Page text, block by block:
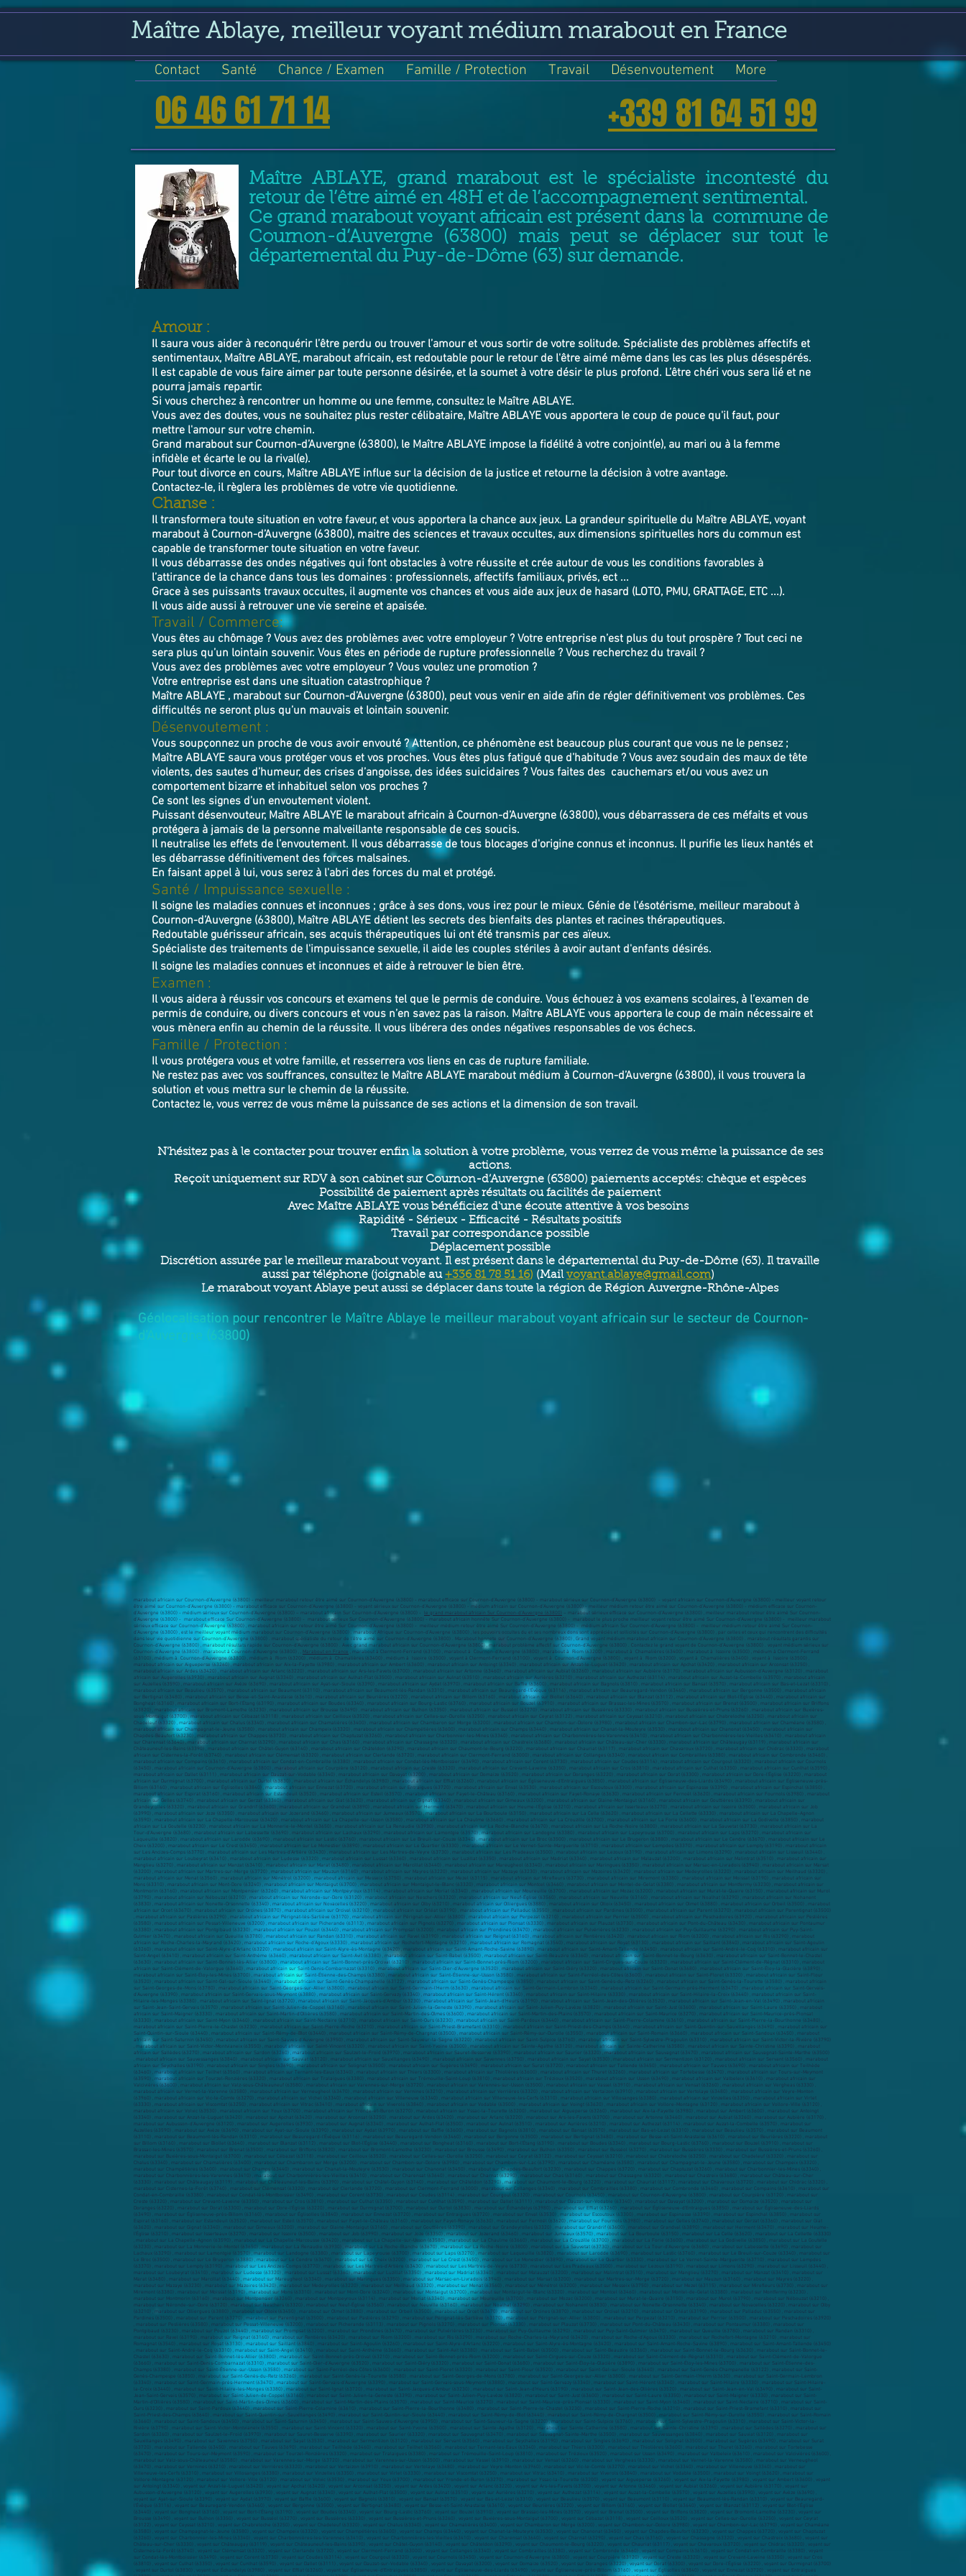
Maître Ablaye, meilleur voyant médium marabout en France
Contact Santé Chance / Examen Famille / Protection Travail Désenvoutement More
06 46 61 71 14 +339 81 64 51 99
Maître ABLAYE, grand marabout est le spécialiste incontesté du
retour de l’être aimé en 48H et de l’accompagnement sentimental.
Ce grand marabout voyant africain est présent dans la commune de
Cournon-d’Auvergne (63800) mais peut se déplacer sur tout le
départemental du Puy-de-Dôme (63) sur demande.
​Amour :
Il saura vous aider à reconquérir l’être perdu ou trouver l’amour et vous sortir de votre solitude. Spécialiste des problèmes affectifs et
sentimentaux, Maître ABLAYE, marabout africain, est redoutable pour le retour de l'être aimé même dans les cas les plus désespérés.
Il est capable de vous faire aimer par toute personne désirée, et la soumet à votre désir le plus profond. L’être chéri vous sera lié et ne
pourra jamais repartir.
Si vous cherchez à rencontrer un homme ou une femme, consultez le Maître ABLAYE.
Vous avez des doutes, vous ne souhaitez plus rester célibataire, Maître ABLAYE vous apportera le coup de pouce qu'il faut, pour
mettre l'amour sur votre chemin.
Grand marabout sur Cournon-d’Auvergne (63800), le Maître ABLAYE impose la fidélité à votre conjoint(e), au mari ou à la femme
infidèle et écarte le ou la rival(e).
Pour tout divorce en cours, Maître ABLAYE influe sur la décision de la justice et retourne la décision à votre avantage.
Contactez-le, il règlera les problèmes de votre vie quotidienne.
Chanse :
Il transformera toute situation en votre faveur, et vous apportera la chance aux jeux. La grandeur spirituelle du Maître ABLAYE, voyant
marabout à Cournon-d’Auvergne (63800), maitre des sciences et travaux occultes, aux dimensions spirituelles hors du commun est
capable de transformer toute situation en votre faveur.
Il vous débarrasse des ondes négatives qui font obstacles à votre réussite et crée autour de vous les conditions favorables à
l’attirance de la chance dans tous les domaines : professionnels, affectifs familiaux, privés, ect ...
Grace à ses puissants travaux occultes, il augmente vos chances et vous aide aux jeux de hasard (LOTO, PMU, GRATTAGE, ETC ...).
Il vous aide aussi à retrouver une vie sereine et apaisée.
Travail / Commerce:
Vous êtes au chômage ? Vous avez des problèmes avec votre employeur ? Votre entreprise n’est plus du tout prospère ? Tout ceci ne
sera plus qu’un lointain souvenir. Vous êtes en période de rupture professionnelle ? Vous recherchez du travail ?
Vous avez des problèmes avec votre employeur ? Vous voulez une promotion ?
Votre entreprise est dans une situation catastrophique ?
Maître ABLAYE , marabout sur Cournon-d’Auvergne (63800), peut vous venir en aide afin de régler définitivement vos problèmes. Ces
difficultés ne seront plus qu’un mauvais et lointain souvenir.
Désenvoutement :
Vous soupçonnez un proche de vous avoir envouté ? Attention, ce phénomène est beaucoup plus courant que vous ne le pensez ;
Maître ABLAYE saura vous protéger vous et vos proches. Vous êtes plus fatigué que d’habitude ? Vous avez soudain des maux de tête
violents, des sautes d’humeur, des crises d’angoisse, des idées suicidaires ? Vous faites des cauchemars et/ou vous avez un
comportement bizarre et inhabituel selon vos proches ?
Ce sont les signes d’un envoutement violent.
Puissant désenvouteur, Maître ABLAYE le marabout africain à Cournon-d’Auvergne (63800), vous débarrassera de ces méfaits et vous
protégera à jamais de la personne malveillante responsable de ces soucis.
Il neutralise les effets de l’envoutement. Il vous débarrasse de tous blocages d'origine connus et inconnus. Il purifie les lieux hantés et
les débarrasse définitivement des forces malsaines.
En faisant appel à lui, vous serez à l'abri des forces du mal et protégé.
Santé / Impuissance sexuelle :
Il soigne les maladies connues et inconnues ; grâce à ses dons, vous irez pour le mieux. Génie de l'ésotérisme, meilleur marabout à
Cournon-d’Auvergne (63800), Maître ABLAYE détient les secrets des bienfaits des plantes et racines thérapeutiques.
Redoutable guérisseur africain, ses acquis thérapeutiques lui ont été transmis par ces aïeux.
Spécialiste des traitements de l'impuissance sexuelle, il aide les couples stériles à avoir autant d'enfants désirés.
Il soigne les maladies connues et inconnues et aide à retrouver le bien être.
Examen :
Il vous aidera à réussir vos concours et examens tel que le permis de conduire. Vous échouez à vos examens scolaires, à l’examen de
permis de conduire, ou divers concours et vous n’en savez pas la raison. Maître ABLAYE vous apportera le coup de main nécessaire et
vous mènera enfin au chemin de la réussite. Il vous libérera des ondes négatives responsables de vos échecs.
Famille / Protection :
Il vous protégera vous et votre famille, et resserrera vos liens en cas de rupture familiale.
Ne restez pas avec vos souffrances, consultez le Maître ABLAYE marabout médium à Cournon-d’Auvergne (63800), il vous trouvera la
solution et vous mettra sur le chemin de la réussite.
Contactez le, vous verrez de vous même la puissance de ses actions et la dimension de son travail.
N'hésitez pas à le contacter pour trouver enfin la solution à votre problème, vous verrez de vous même la puissance de ses
actions.
Reçoit uniquement sur RDV à son cabinet sur Cournon-d’Auvergne (63800) paiements acceptés: chèque et espèces
Possibilité de paiement après résultats ou facilités de paiement
Avec Maître ABLAYE vous bénéficiez d'une écoute attentive à vos besoins
Rapidité - Sérieux - Efficacité - Résultats positifs
Travail par correspondance possible
Déplacement possible
Discrétion assurée par le meilleur marabout voyant. Il est présent dans le départemental du Puy-de-Dôme (63). Il travaille
aussi par téléphone (joignable au +336 81 78 51 16) (Mail voyant.ablaye@gmail.com)
Le marabout voyant Ablaye peut aussi se déplacer dans toute la région de Région Auvergne-Rhône-Alpes
Géolocalisation pour rencontrer le Maître Ablaye le meilleur marabout voyant africain sur le secteur de Cournon-
d’Auvergne (63800)
marabout africain sur Cournon-d’Auvergne (63800) - meilleur marabout retour être aimé sur Cournon-d’Auvergne (63800) - marabout efficace sur Cournon-d’Auvergne (63800) - marabout sérieux sur Cournon-d’Auvergne (63800) - voyant africain sur Cournon-d’Auvergne (63800) - meilleur voyant retour
être aimé sur Cournon-d’Auvergne (63800) - marabout efficace sur Cournon-d’Auvergne (63800) - voyant sérieux sur Cournon-d’Auvergne (63800) - médium africain sur Cournon-d’Auvergne (63800) - meilleur médium retour être aimé sur Cournon-d’Auvergne (63800) - médium efficace sur Cournon-
d’Auvergne (63800) - médium sérieux sur Cournon-d’Auvergne (63800) – marabout africain Sur Cournon-d’Auvergne (63800) -
le grand marabout africain Sur Cournon-d’Auvergne (63800)
– marabout sérieux efficace sur Cournon-d’Auvergne (63800) , meilleur marabout retour être aimé Sur Cournon-
d’Auvergne (63800) - marabout efficace Sur Cournon-d’Auvergne (63800) - marabout sérieux Sur Cournon-d’Auvergne (63800) - marabout africain honnête Sur Cournon-d’Auvergne (63800) - marabout le plus proche meilleur voyant retour être aimé Sur Cournon-d’Auvergne (63800) - meilleur marabout
sérieux efficace sur Cournon-d’Auvergne (63800) , marabout africain sur retour être aimé Sur Cournon-d’Auvergne (63800) - meilleur médium retour être aimé Sur Cournon-d’Auvergne (63800) - médium africain Sur Cournon-d’Auvergne (63800) - meilleur médium retour être aimé Sur Cournon-
d’Auvergne (63800) , est le meilleur voyant médium marabout sur Cournon-d’Auvergne (63800) . marabout Afrique sur Cournon-d’Auvergne (63800) , les pouvoirs occultes du et ses nombreux dons sont appréciés et sollicités sur Cournon-d’Auvergne (63800) , par celles et ceux qui rencontrent des difficultés
dans leur vie quotidienne sur Cournon-d’Auvergne (63800) . marabout spécialiste du retour de l'être aimé sur Cournon-d’Auvergne (63800) . Marabout honnete sur Cournon-d’Auvergne (63800) , Grand voyant médium marabout africain sur Cournon-d’Auvergne (63800) . marabout résultats garantis sur
Cournon-d’Auvergne (63800) , marabout résultats rapide sur Cournon-d’Auvergne (63800) . Avec grand marabout africain sur Cournon-d’Auvergne (63800) , marabout problème affectif sur Cournon-d’Auvergne (63800) . Contactez le grand voyant de Cournon-d’Auvergne (63800) . voyant médium sérieux sur
Cournon-d’Auvergne (63800) . marabout à Cournon-d’Auvergne (63800) , ,
Marabout en France , marabout à Clermont-Ferrand (63100) , marabout à Cournon-d'Auvergne (63800) , marabout à Riom (63200) , marabout à Chamalières (63400) , marabout à Issoire (63500) , médium à Clermont-Ferrand (63100) , médium à Cournon-d'Auvergne (63800) , médium à Riom (63200) , médium à Chamalières (63400) , médium à Issoire (63500) , voyant à Clermont-Ferrand (63100) , voyant à Cournon-d'Auvergne (63800) , voyant à Riom (63200) , voyant à Chamalières (63400) , voyant à Issoire (63500) , marabout africain sur Aigueperse (63260) , marabout africain sur Aix-la-Fayette (63980) , marabout africain sur Ambert (63600) , marabout africain sur Antoingt (63340) , marabout africain sur Anzat-le-Luguet (63420) , marabout africain sur Apchat (63420) , marabout africain sur Arconsat (63250) , marabout africain sur Ardes (63420) , marabout africain sur Arlanc (63220) , marabout africain sur Ars-les-Favets (63700) , marabout africain sur Artonne (63460) , marabout africain sur Aubiat (63260) , marabout africain sur Aubière (63170) , marabout africain sur Aubusson-d'Auvergne (63120) , marabout africain sur Augerolles (63930) , marabout africain sur Augnat (63340) , marabout africain sur Aulhat-Flat (63500) , marabout africain sur Aulnat (63510) , marabout africain sur Aurières (63210) , marabout africain sur Authezat (63114) , marabout africain sur Auzat-la-Combelle (63570) , marabout africain sur Auzelles (63590) , marabout africain sur Avèze (63690) , marabout africain sur Ayat-sur-Sioule (63390) , marabout africain sur Aydat (63970) , marabout africain sur Baffie (63600) , marabout africain sur Bagnols (63810) , marabout africain sur Bansat (63570) , marabout africain sur Bas-et-Lezat (63310) , marabout africain sur Beaulieu (63570) , marabout africain sur Beaumont (63110) , marabout africain sur Beaumont-lès-Randan (63310) , marabout africain sur Beauregard-l'Évêque (63116) , marabout africain sur Beauregard-Vendon (63460) , marabout africain sur Bergonne (63500) , marabout africain sur Bertignat (63480) , marabout africain sur Besse-et-Saint-Anastaise (63610) , marabout africain sur Beurières (63220) , marabout africain sur Billom (63160) , marabout africain sur Biollet (63640) , marabout africain sur Blanzat (63112) , marabout africain sur Blot-l'Église (63440) , marabout africain sur Bongheat (63160) , marabout africain sur Bort-l'Étang (63190) , marabout africain sur Boudes (63340) , marabout africain sur Bourg-Lastic (63760) , marabout africain sur Bouzel (63910) , marabout africain sur Brassac-les-Mines (63570) , marabout africain sur Brenat (63500) , marabout africain sur Briffons (63820) , marabout africain sur Bromont-Lamothe (63230) , marabout africain sur Brousse (63490) , marabout africain sur Bulhon (63350) , marabout africain sur Busséol (63270) , marabout africain sur Bussières (63330) , marabout africain sur Bussières-et-Pruns (63260) , marabout africain sur Buxières-sous-Montaigut (63700) , marabout africain sur Cébazat (63118) , marabout africain sur Ceilloux (63520) , marabout africain sur Celles-sur-Durolle (63250) , marabout africain sur Ceyrat (63122) , marabout africain sur Ceyssat (63210) , marabout africain sur Chabreloche (63250) , marabout africain sur Chadeleuf (63320) , marabout africain sur Chalus (63340) , marabout africain sur Chamalières (63400) , marabout africain sur Chambaron sur Morge (63200) , marabout africain sur Chambon-sur-Dolore (63980) , marabout africain sur Chambon-sur-Lac (63790) , marabout africain sur Chaméane (63580) , marabout africain sur Champagnat-le-Jeune (63580) , marabout africain sur Champeix (63320) , marabout africain sur Champétières (63600) , marabout africain sur Champs (63440) , marabout africain sur Chanat-la-Mouteyre (63530) , marabout africain sur Chanonat (63450) , marabout africain sur Chapdes-Beaufort (63230) , marabout africain sur Chappes (63720) , marabout africain sur Chaptuzat (63260) , marabout africain sur Charbonnier-les-Mines (63340) , marabout africain sur Charbonnières-les-Varennes (63410) , marabout africain sur Charbonnières-les-Vieilles (63410) , marabout africain sur Charensat (63640) , marabout africain sur Charnat (63290) , marabout africain sur Chas (63160) , marabout africain sur Chassagne (63320) , marabout africain sur Chastreix (63680) , marabout africain sur Château-sur-Cher (63330) , marabout africain sur Châteaugay (63119) , marabout africain sur Châteauneuf-les-Bains (63390) , marabout africain sur Châtel-Guyon (63140) , marabout africain sur Châteldon (63290) , marabout africain sur Chaumont-le-Bourg (63220) , marabout africain sur Chauriat (63117) , marabout africain sur Chavaroux (63720) , marabout africain sur Chidrac (63320) , marabout africain sur Cisternes-la-Forêt (63740) , marabout africain sur Clémensat (63320) , marabout africain sur Clerlande (63720) , marabout africain sur Clermont-Ferrand (63000) , marabout africain sur Collanges (63340) , marabout africain sur Combrailles (63380) , marabout africain sur Combronde (63460) , marabout africain sur Compains (63610) , marabout africain sur Condat-en-Combraille (63380) , marabout africain sur Condat-lès-Montboissier (63490) , marabout africain sur Corent (63730) , marabout africain sur Coudes (63114) , marabout africain sur Courgoul (63320) , marabout africain sur Cournols (63450) , marabout africain sur Cournon-d'Auvergne (63800) , marabout africain sur Courpière (63120) , marabout africain sur Creste (63320) , marabout africain sur Crevant-Laveine (63350) , marabout africain sur Cros (63810) , marabout africain sur Culhat (63350) , marabout africain sur Cunlhat (63590) , marabout africain sur Dallet (63111) , marabout africain sur Dauzat-sur-Vodable (63340) , marabout africain sur Davayat (63200) , marabout africain sur Domaize (63520) , marabout africain sur Doranges (63220) , marabout africain sur Dorat (63300) , marabout africain sur Dore-l'Église (63220) , marabout africain sur Durmignat (63700) , marabout africain sur Durtol (63830) , marabout africain sur Échandelys (63980) , marabout africain sur Effiat (63260) , marabout africain sur Égliseneuve-d'Entraigues (63850) , marabout africain sur Égliseneuve-des-Liards (63490) , marabout africain sur Égliseneuve-près-Billom (63160) , marabout africain sur Églisolles (63840) , marabout africain sur Ennezat (63720) , marabout africain sur Entraigues (63720) , marabout africain sur Enval (63530) , marabout africain sur Escoutoux (63300) , marabout africain sur Espinasse (63390) , marabout africain sur Espinchal (63850) , marabout africain sur Espirat (63160) , marabout africain sur Estandeuil (63520) , marabout africain sur Esteil (63570) , marabout africain sur Fayet-le-Château (63160) , marabout africain sur Fayet-Ronaye (63630) , marabout africain sur Fernoël (63620) , marabout africain sur Fournols (63980) , marabout africain sur Gelles (63740) , marabout africain sur Gerzat (63360) , marabout africain sur Giat (63620) , marabout africain sur Gignat (63340) , marabout africain sur Gimeaux (63200) , marabout africain sur Glaine-Montaigut (63160) , marabout africain sur Gouttières (63390) , marabout africain sur Grandeyrolles (63320) , marabout africain sur Grandrif (63600) , marabout africain sur Grandval (63890) , marabout africain sur Herment (63470) , marabout africain sur Heume-l'Église (63210) , marabout africain sur Isserteaux (63270) , marabout africain sur Issoire (63500) , marabout africain sur Job (63990) , marabout africain sur Joze (63350) , marabout africain sur Jozerand (63460) , marabout africain sur Jumeaux (63570) , marabout africain sur La Bourboule (63150) , marabout africain sur La Celle (63620) , marabout africain sur La Cellette (63330) , marabout africain sur La Chapelle-Agnon (63590) , marabout africain sur La Chapelle-Marcousse (63420) , marabout africain sur La Chapelle-sur-Usson (63580) , marabout africain sur La Chaulme (63660) , marabout africain sur La Crouzille (63700) , marabout africain sur La Forie (63600) , marabout africain sur La Godivelle (63850) , marabout africain sur La Goutelle (63230) , marabout africain sur La Monnerie-le-Montel (63650) , marabout africain sur La Renaudie (63930) , marabout africain sur La Roche-Blanche (63670) , marabout africain sur La Roche-Noire (63800) , marabout africain sur La Sauvetat (63730) , marabout africain sur La Tour-d'Auvergne (63680) , marabout africain sur Labessette (63690) , marabout africain sur Lachaux (63290) , marabout africain sur Lamontgie (63570) , marabout africain sur Landogne (63380) , marabout africain sur Lapeyrouse (63700) , marabout africain sur Laps (63270) , marabout africain sur Laqueuille (63820) , marabout africain sur Larodde (63690) , marabout africain sur Lastic (63760) , marabout africain sur Le Breuil-sur-Couze (63340) , marabout africain sur Le Broc (63500) , marabout africain sur Le Brugeron (63880) , marabout africain sur Le Cendre (63670) , marabout africain sur Le Cheix (63200) , marabout africain sur Le Crest (63450) , marabout africain sur Le Monestier (63890) , marabout africain sur Le Quartier (63330) , marabout africain sur Le Vernet-Sainte-Marguerite (63710) , marabout africain sur Lempdes (63370) , marabout africain sur Lempty (63190) , marabout africain sur Les Ancizes-Comps (63770) , marabout africain sur Les Martres-d'Artière (63430) , marabout africain sur Les Martres-de-Veyre (63730) , marabout africain sur Les Pradeaux (63500) , marabout africain sur Lezoux (63190) , marabout africain sur Limons (63290) , marabout africain sur Lisseuil (63440) , marabout africain sur Loubeyrat (63410) , marabout africain sur Ludesse (63320) , marabout africain sur Lussat (63360) , marabout africain sur Luzillat (63350) , marabout africain sur Madriat (63340) , marabout africain sur Malauzat (63200) , marabout africain sur Malintrat (63510) , marabout africain sur Manglieu (63270) , marabout africain sur Manzat (63410) , marabout africain sur Marat (63480) , marabout africain sur Marcillat (63440) , marabout afr